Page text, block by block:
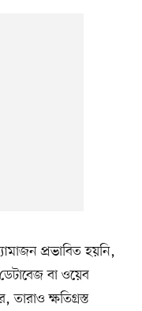
প্রভাবিত হয়নি,
বা ওয়েব
ক্ষতিগ্রস্ত